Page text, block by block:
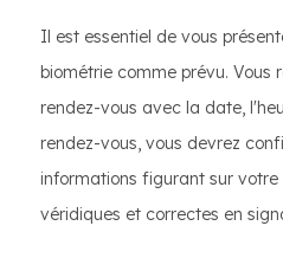
Il est essentiel de vous
biométrie comme prévu. Vous
rendez-vous avec la date,
rendez-vous, vous devrez
informations figurant sur
véridiques et correctes en